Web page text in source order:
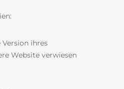
ihres
Website verwiesen